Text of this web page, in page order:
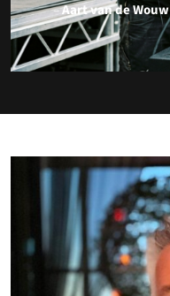
–Aart van de Wouw